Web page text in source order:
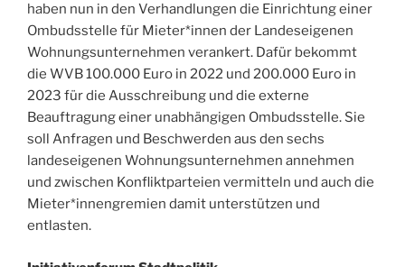
haben nun in den Verhandlungen die Einrichtung einer
Ombudsstelle für Mieter*innen der Landeseigenen
Wohnungsunternehmen verankert. Dafür bekommt
die WVB 100.000 Euro in 2022 und 200.000 Euro in
2023 für die Ausschreibung und die externe
Beauftragung einer unabhängigen Ombudsstelle. Sie
soll Anfragen und Beschwerden aus den sechs
landeseigenen Wohnungsunternehmen annehmen
und zwischen Konfliktparteien vermitteln und auch die
Mieter*innengremien damit unterstützen und
entlasten.